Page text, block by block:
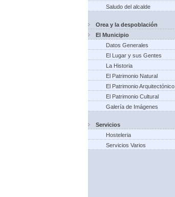
Saludo del alcalde
Orea y la despoblación
El Municipio
Datos Generales
El Lugar y sus Gentes
La Historia
El Patrimonio Natural
El Patrimonio Arquitectónico
El Patrimonio Cultural
Galería de Imágenes
Servicios
Hosteleria
Servicios Varios